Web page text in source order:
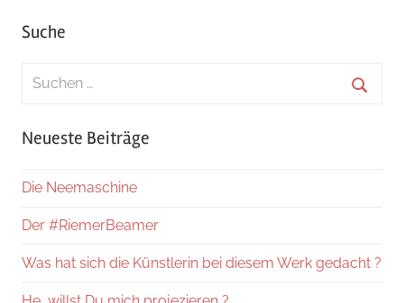
Suche
Suchen
Neueste Beiträge
Die Neemaschine
Der #RiemerBeamer
Was hat sich die Künstlerin bei diesem Werk gedacht ?